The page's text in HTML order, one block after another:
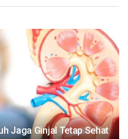
Jaga Ginjal Tetap Sehat